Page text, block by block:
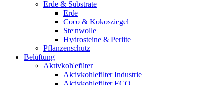
Erde & Substrate
Erde
Coco & Kokosziegel
Steinwolle
Hydrosteine & Perlite
Pflanzenschutz
Belüftung
Aktivkohlefilter
Aktivkohlefilter Industrie
Aktivkohlefilter ECO